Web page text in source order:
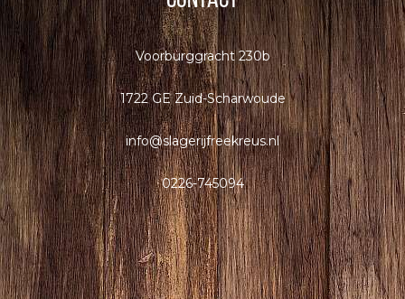
Voorburggracht 230b
1722 GE Zuid-Scharwoude
info@slagerijfreekreus.nl
0226-745094